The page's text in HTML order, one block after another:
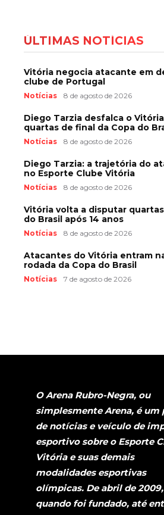
ÚLTIMAS NOTÍCIAS
Vitória negocia atacante em
clube de Portugal
Notícias 8 de agosto de 2026
Diego Tarzia desfalca o
quartas de final da Copa do
Notícias 8 de agosto de 2026
Diego Tarzia: a trajetória do
no Esporte Clube Vitória
Notícias 8 de agosto de 2026
Vitória volta a disputar
do Brasil após 14 anos
Notícias 8 de agosto de 2026
Atacantes do Vitória entram
rodada da Copa do Brasil
Notícias 7 de agosto de 2026
O Arena Rubro-Negra, ou
simplesmente Arena, é um
de notícias e veículo de
esportivo sobre o Esporte
Vitória e suas demais
modalidades esportivas
olímpicas. De abril de 2009,
quando foi fundado, até